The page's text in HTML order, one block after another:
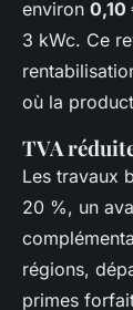
environ 0,10
3 kWc. Ce
où la
TVA
Les travaux
20 %, un
régions,
primes